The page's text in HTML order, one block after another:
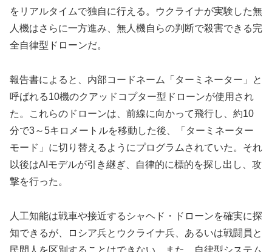
をリアルタイムで独自に行える。ウクライナが実験した無
人機はさらに一方進み、無人機自らの判断で殺害できる完
全自律型ドローンだ。
報告書によると、内部コードネーム「ターミネーター」と
呼ばれる10機のクアッドコプター型ドローンが使用され
た。これらのドローンは、前線に向かって飛行し、約10
分で3～5キロメートルを移動した後、「ターミネーター
モード」に切り替えるようにプログラムされていた。それ
以後はAIモデルが引き継ぎ、自律的に標的を探し出し、攻
撃を行った。
人工知能は戦車や接近するシャヘド・ドローンを確実に探
知できるが、ロシア兵とウクライナ兵、あるいは戦闘員と
民間人を区別することはできない。また、自律型システム